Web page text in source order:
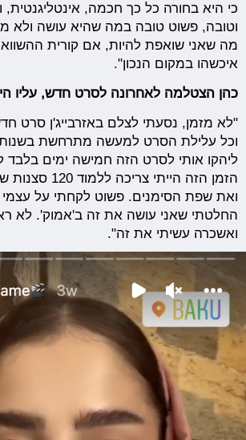
כי היא בחורה כל כך חכמה, אינטליגנטית,
וטובה, פשוט טובה במה שהיא עושה ולא
מה שאני שואפת להיות, אם קורית
איכשהו במקום הנכון".
כהן הצטלמה לאחרונה לסרט חדש, עליו
"לא מזמן, נסעתי לצלם באזרבייג'ן סרט
ליהקו אותי לסרט הזה חמישה ימים בלבד
הזמן הזה הייתי
ואת שפת הסימנים. פשוט לקחתי על
החלטתי שאני עושה את זה ב'אמוק'. לא
ואשכרה עשיתי את זה".